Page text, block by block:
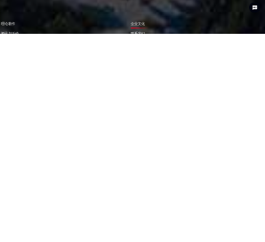
理论著作 企业文化
资讯与活动 联系我们